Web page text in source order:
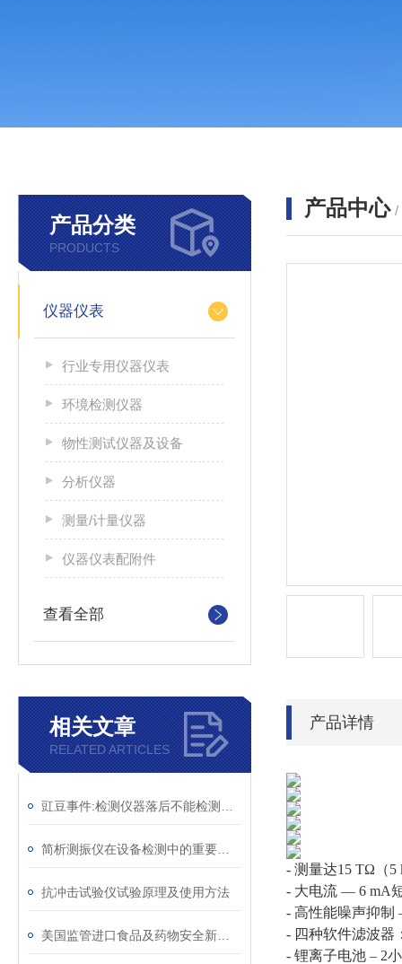
产品分类
PRODUCTS
仪器仪表
行业专用仪器仪表
环境检测仪器
物性测试仪器及设备
分析仪器
测量/计量仪器
仪器仪表配附件
查看全部
相关文章
RELATED ARTICLES
抗冲击试验仪试验原理及使用方法
产品中心 /
产品详情
- 测量达15 TΩ（5
- 大电流 — 6 mA
- 高性能噪声抑
- 四种软件滤波器
- 锂离子电池 – 2